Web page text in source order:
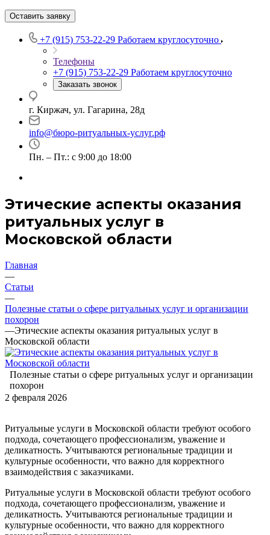
Оставить заявку
+7 (915) 753-22-29 Работаем круглосуточно
Телефоны
+7 (915) 753-22-29 Работаем круглосуточно
Заказать звонок
г. Киржач, ул. Гагарина, 28д
info@бюро-ритуальных-услуг.рф
Пн. – Пт.: с 9:00 до 18:00
Этические аспекты оказания
ритуальных услуг в
Московской области
Главная
—
Статьи
—
Полезные статьи о сфере ритуальных услуг и организации
похорон
—Этические аспекты оказания ритуальных услуг в
Московской области
Полезные статьи о сфере ритуальных услуг и организации
похорон
2 февраля 2026
Ритуальные услуги в Московской области требуют особого
подхода, сочетающего профессионализм, уважение и
деликатность. Учитываются региональные традиции и
культурные особенности, что важно для корректного
взаимодействия с заказчиками.
Ритуальные услуги в Московской области требуют особого
подхода, сочетающего профессионализм, уважение и
деликатность. Учитываются региональные традиции и
культурные особенности, что важно для корректного